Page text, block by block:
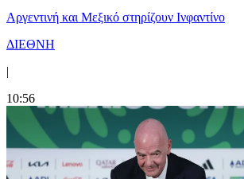
Αργεντινή και Μεξικό στηρίζουν Ινφαντίνο
ΔΙΕΘΝΗ
|
10:56